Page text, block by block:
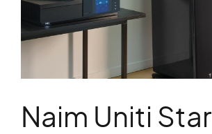
Naim Uniti Star